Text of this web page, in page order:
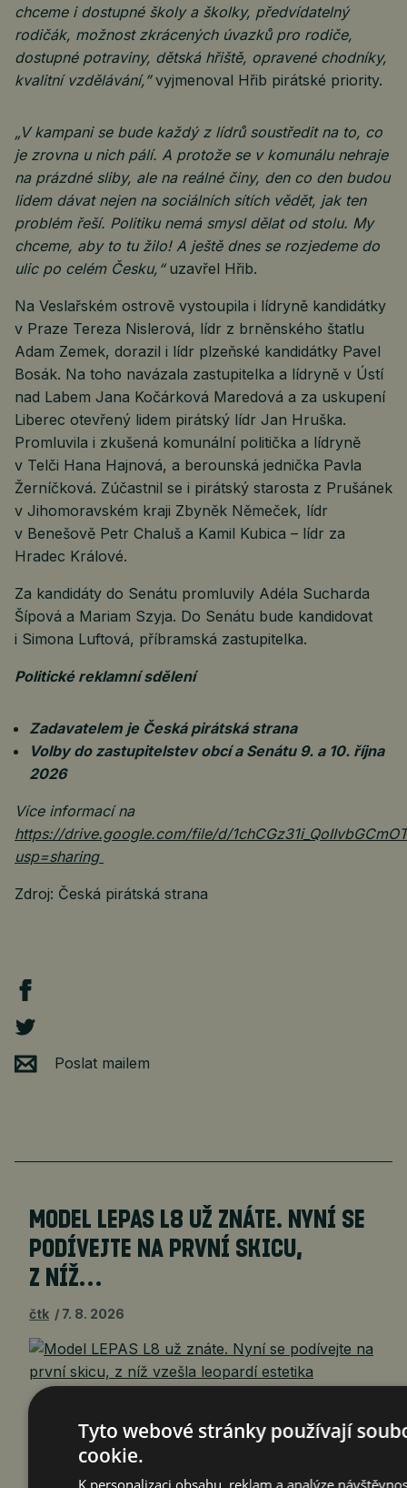
chceme i dostupné školy a školky, předvídatelný
rodičák, možnost zkrácených úvazků pro rodiče,
dostupné potraviny, dětská hřiště, opravené chodníky,
kvalitní vzdělávání,”vyjmenoval Hřib pirátské priority.
„V kampani se bude každý z lídrů soustředit na to, co
je zrovna u nich pálí. A protože se v komunálu nehraje
na prázdné sliby, ale na reálné činy, den co den budou
lidem dávat nejen na sociálních sítích vědět, jak ten
problém řeší. Politiku nemá smysl dělat od stolu. My
chceme, aby to tu žilo! A ještě dnes se rozjedeme do
ulic po celém Česku,“uzavřel Hřib.
Na Veslařském ostrově vystoupila i lídryně kandidátky
v Praze Tereza Nislerová, lídr z brněnského štatlu
Adam Zemek, dorazil i lídr plzeňské kandidátky Pavel
Bosák. Na toho navázala zastupitelka a lídryně v Ústí
nad Labem Jana Kočárková Maredová a za uskupení
Liberec otevřený lidem pirátský lídr Jan Hruška.
Promluvila i zkušená komunální politička a lídryně
v Telči Hana Hajnová, a berounská jednička Pavla
Žerníčková. Zúčastnil se i pirátský starosta z Prušánek
v Jihomoravském kraji Zbyněk Němeček, lídr
v Benešově Petr Chaluš a Kamil Kubica – lídr za
Hradec Králové.
Za kandidáty do Senátu promluvily Adéla Sucharda
Šípová a Mariam Szyja. Do Senátu bude kandidovat
i Simona Luftová, příbramská zastupitelka.
Politické reklamní sdělení
Zadavatelem je Česká pirátská strana
Volby do zastupitelstev obcí a Senátu 9. a 10. října
2026
Více informací na
https://drive.google.com/file/d/
usp=sharing
Zdroj: Česká pirátská strana
Poslat mailem
MODEL LEPAS L8 UŽ ZNÁTE. NYNÍ SE
PODÍVEJTE NA PRVNÍ SKICU,
Z NÍŽ…
čtk 7. 8. 2026
Barcelona 7. srpna 2026
(PROTEXT/PRNewswire) – Nikdy to nebylo auto.
První kresba znázorňovala zvíře, které spíše
číhalo, než běželo – zachyceno v té polovině
Tyto webové stránky používají
cookie.
K personalizaci obsahu, reklam a analýze